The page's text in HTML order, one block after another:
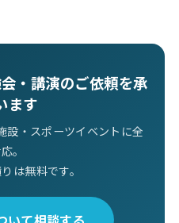
・講演のご依頼を承
ます
設・スポーツイベントに全
。
は無料です。